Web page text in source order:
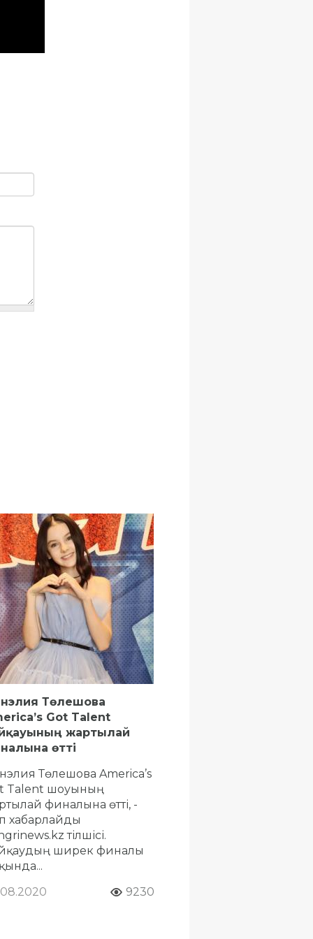
Төлешова
Got Talent
жартылай
өтті
Төлешова America’s
Talent шоуының
финалына өтті, -
хабарлайды
тілшісі.
ширек финалы
9230